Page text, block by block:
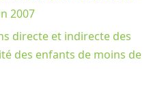
2007
directe et indirecte des
des enfants de moins de